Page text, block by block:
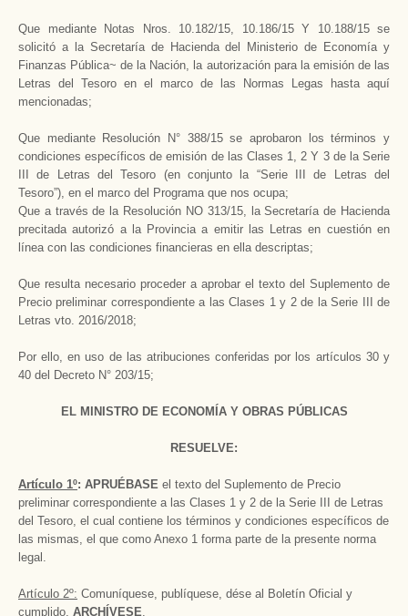
Que mediante Notas Nros. 10.182/15, 10.186/15 Y 10.188/15 se
solicitó a la Secretaría de Hacienda del Ministerio de Economía y
Finanzas Pública~ de la Nación, la autorización para la emisión de las
Letras del Tesoro en el marco de las Normas Legas hasta aquí
mencionadas;
Que mediante Resolución N° 388/15 se aprobaron los términos y
condiciones específicos de emisión de las Clases 1, 2 Y 3 de la Serie
III de Letras del Tesoro (en conjunto la “Serie III de Letras del
Tesoro”), en el marco del Programa que nos ocupa;
Que a través de la Resolución NO 313/15, la Secretaría de Hacienda
precitada autorizó a la Provincia a emitir las Letras en cuestión en
línea con las condiciones financieras en ella descriptas;
Que resulta necesario proceder a aprobar el texto del Suplemento de
Precio preliminar correspondiente a las Clases 1 y 2 de la Serie III de
Letras vto. 2016/2018;
Por ello, en uso de las atribuciones conferidas por los artículos 30 y
40 del Decreto N° 203/15;
EL MINISTRO DE ECONOMÍA Y OBRAS PÚBLICAS
RESUELVE:
Artículo 1º: APRUÉBASE el texto del Suplemento de Precio
preliminar correspondiente a las Clases 1 y 2 de la Serie III de Letras
del Tesoro, el cual contiene los términos y condiciones específicos de
las mismas, el que como Anexo 1 forma parte de la presente norma
legal.
Artículo 2º: Comuníquese, publíquese, dése al Boletín Oficial y
cumplido, ARCHÍVESE.